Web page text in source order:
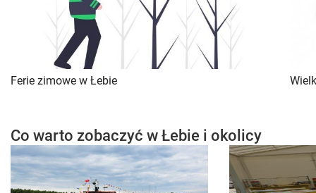
Ferie zimowe w Łebie
Co warto zobaczyć w Łebie i okolicy